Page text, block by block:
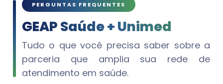
PERGUNTAS FREQUENTES
GEAP Saúde + Unimed
Tudo o que você precisa saber sobre a
parceria que amplia sua rede de
atendimento em saúde.